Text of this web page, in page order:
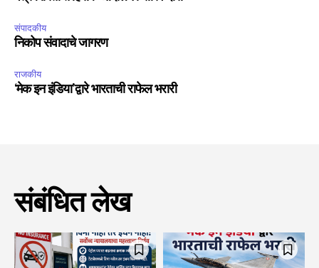
संपादकीय
निकोप संवादाचे जागरण
राजकीय
‘मेक इन इंडिया’द्वारे भारताची राफेल भरारी
संबंधित लेख